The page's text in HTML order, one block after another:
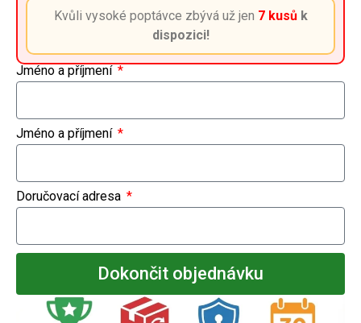
Kvůli vysoké poptávce zbývá už jen 7 kusůk
dispozici!
Jméno a příjmení
Jméno a příjmení
Doručovací adresa
Dokončit objednávku